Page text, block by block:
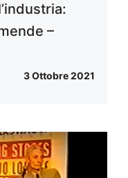
–
3 Ottobre 2021